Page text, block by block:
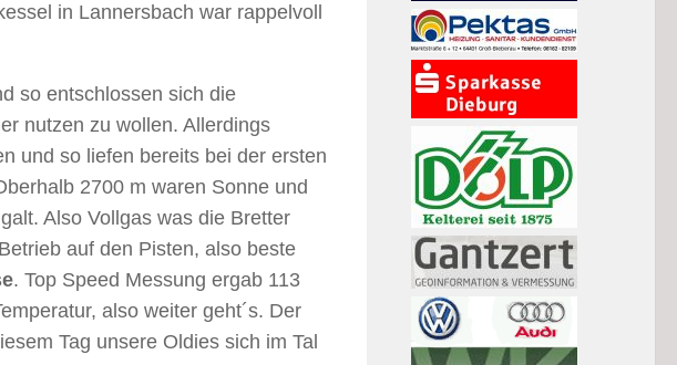
in Lannersbach war rappelvoll
so entschlossen sich die
nutzen zu wollen. Allerdings
und so liefen bereits bei der ersten
2700 m waren Sonne und
Also Vollgas was die Bretter
auf den Pisten, also beste
. Top Speed Messung ergab 113
also weiter geht´s. Der
Tag unsere Oldies sich im Tal